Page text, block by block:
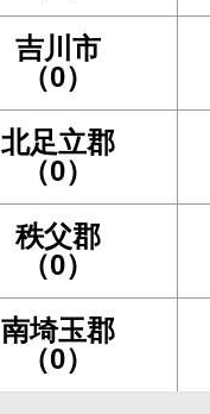
吉川市
（0）
北足立郡
（0）
秩父郡
（0）
南埼玉郡
（0）